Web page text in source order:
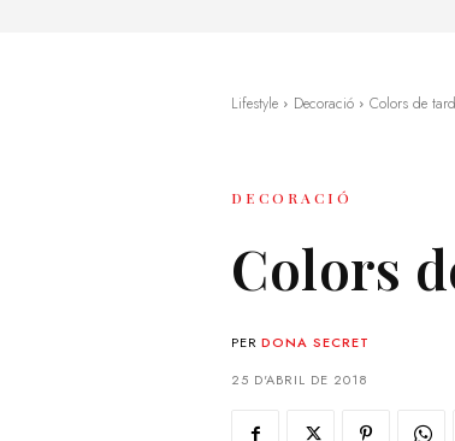
Lifestyle Decoració Colors de
DECORACIÓ
Colors
PER DONA SECRET
25 D'ABRIL DE 2018